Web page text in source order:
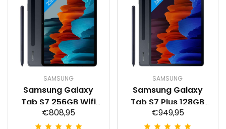
SAMSUNG
Samsung Galaxy
Tab S7 256GB Wifi
Zwart
€808,95
SAMSUNG
Samsung Galaxy
Tab S7 Plus 128GB
Wifi + 5G Tablet
€949,95